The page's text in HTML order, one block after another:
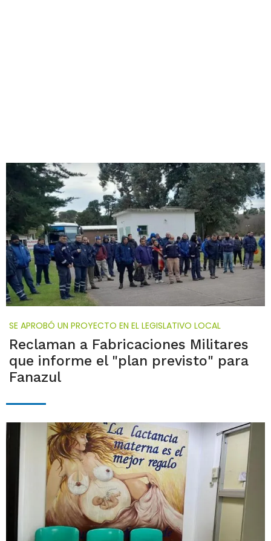
SE APROBÓ UN PROYECTO EN EL LEGISLATIVO LOCAL
Reclaman a Fabricaciones Militares
que informe el "plan previsto" para
Fanazul